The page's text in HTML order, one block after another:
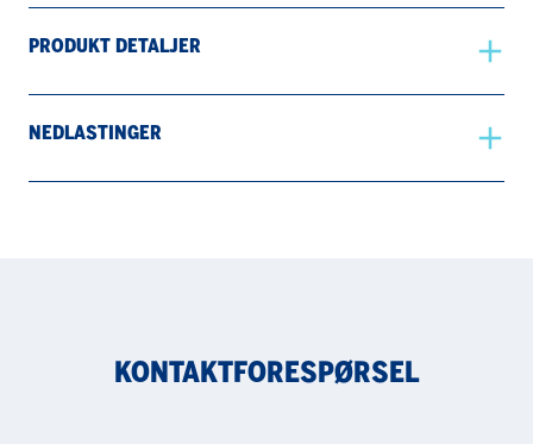
PRODUKT DETALJER
NEDLASTINGER
KONTAKTFORESPØRSEL